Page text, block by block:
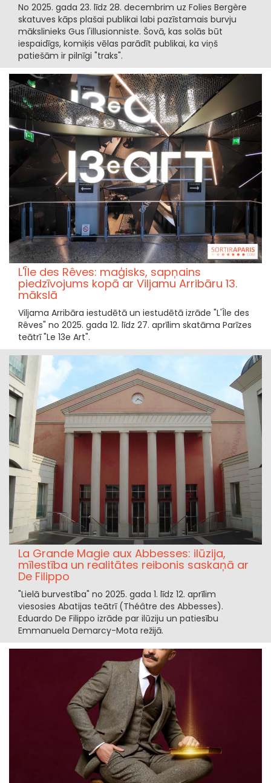
No 2025. gada 23. līdz 28. decembrim uz Folies Bergère
skatuves kāps plašai publikai labi pazīstamais burvju
mākslinieks Gus l'illusionniste. Šovā, kas solās būt
iespaidīgs, komiķis vēlas parādīt publikai, ka viņš
patiešām ir pilnīgi "traks".
L'Île des Rêves: maģisks, sapņains
piedzīvojums kopā ar Viljamu Arribāru 13.
mākslā
Viljama Arribāra iestudētā un iestudētā izrāde "L'Île des
Rêves" no 2025. gada 12. līdz 27. aprīlim skatāma Parīzes
teātrī "Le 13e Art".
La Grande Magie aux Abbesses: ilūzija,
mīlestība un realitātes reibonis saskaņā ar
De Filippo
"Lielā burvestība" no 2025. gada 1. līdz 12. aprīlim
viesosies Abatijas teātrī (Théâtre des Abbesses).
Eduardo De Filippo izrāde par ilūziju un patiesību
Emmanuela Demarcy-Mota režijā.